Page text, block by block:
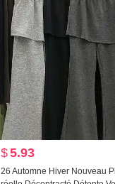
$5.93
26 Automne Hiver Nouveau